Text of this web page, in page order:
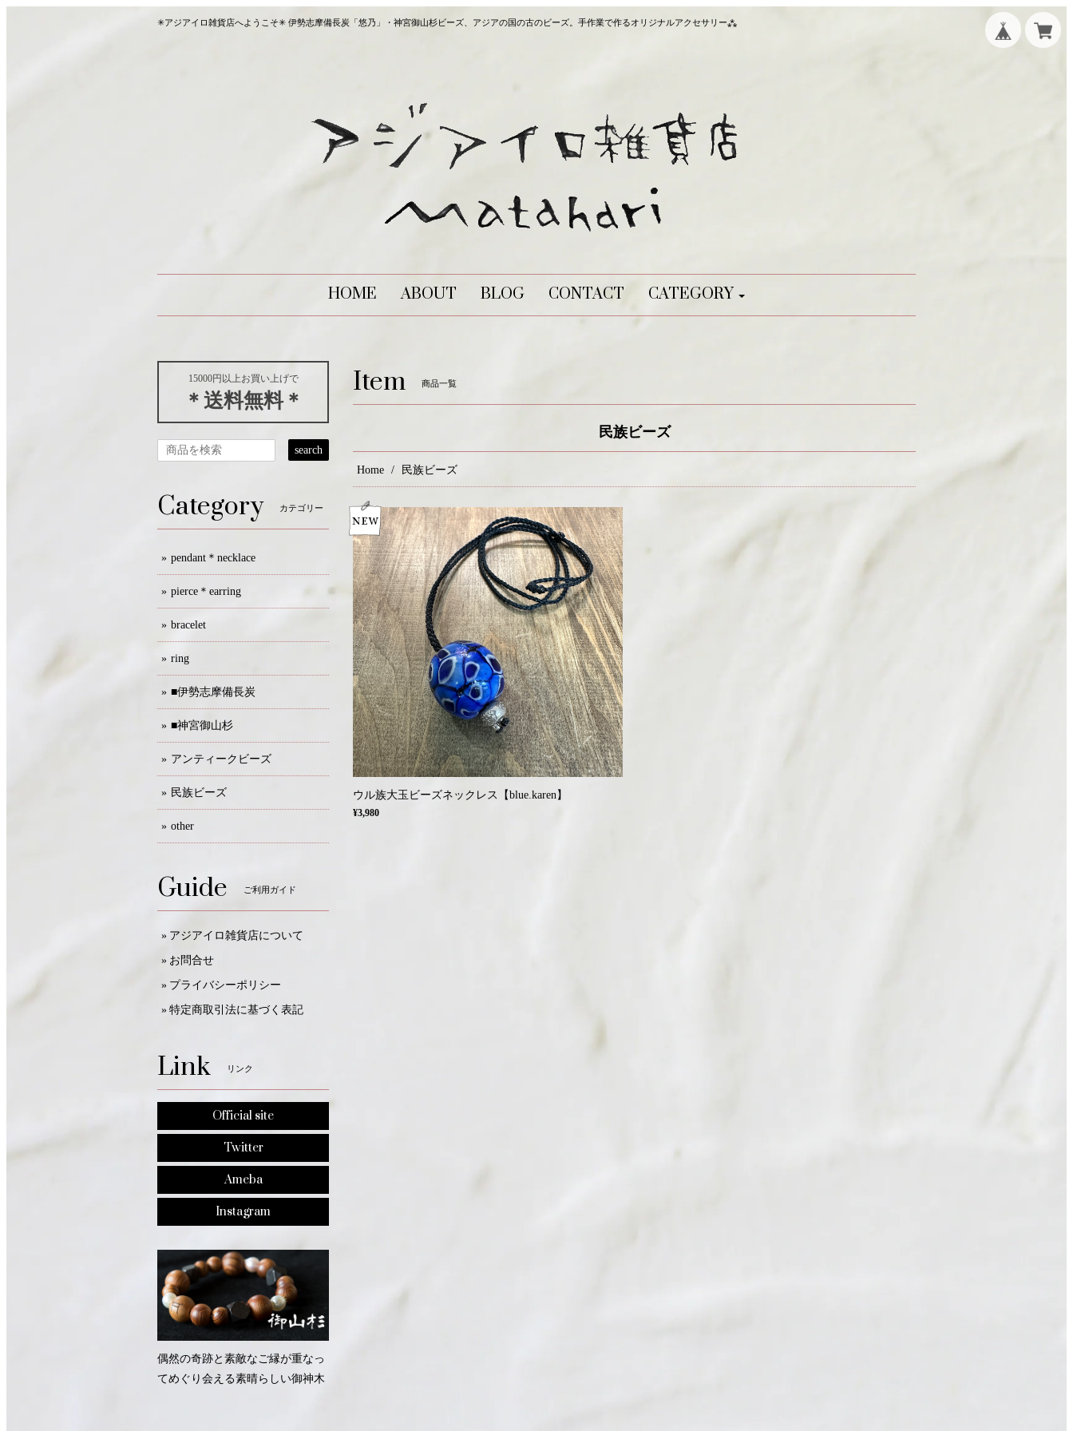
✳︎アジアイロ雑貨店へようこそ✳︎ 伊勢志摩備長炭「悠乃」・神宮御山杉ビーズ、アジアの国の古のビーズ。手作業で作るオリジナルアクセサリー⁂
HOME ABOUT BLOG CONTACT CATEGORY
Item 商品一覧
民族ビーズ
Home 民族ビーズ
ウル族大玉ビーズネックレス【blue.karen】
¥3,980
15000円以上お買い上げで
＊送料無料＊
search
Category カテゴリー
pendant＊necklace
pierce＊earring
bracelet
ring
■伊勢志摩備長炭
■神宮御山杉
アンティークビーズ
民族ビーズ
other
Guide ご利用ガイド
アジアイロ雑貨店について
お問合せ
プライバシーポリシー
特定商取引法に基づく表記
Link リンク
Official site
Twitter
Ameba
Instagram
偶然の奇跡と素敵なご縁が重なっ
てめぐり会える素晴らしい御神木